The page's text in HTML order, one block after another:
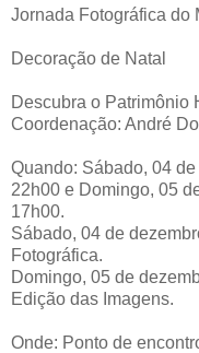
Jornada Fotográfica do
Decoração de Natal
Descubra o Patrimônio
Coordenação: André
Quando: Sábado, 04
22h00 e Domingo, 05
17h00.
Sábado, 04 de
Fotográfica.
Domingo, 05 de
Edição das Imagens.
Onde: Ponto de